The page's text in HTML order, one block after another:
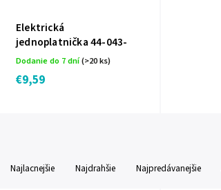
Elektrická
jednoplatnička 44-043-
Dodanie do 7 dní(>20 ks)
€9,59
Najlacnejšie Najdrahšie Najpredávanejšie